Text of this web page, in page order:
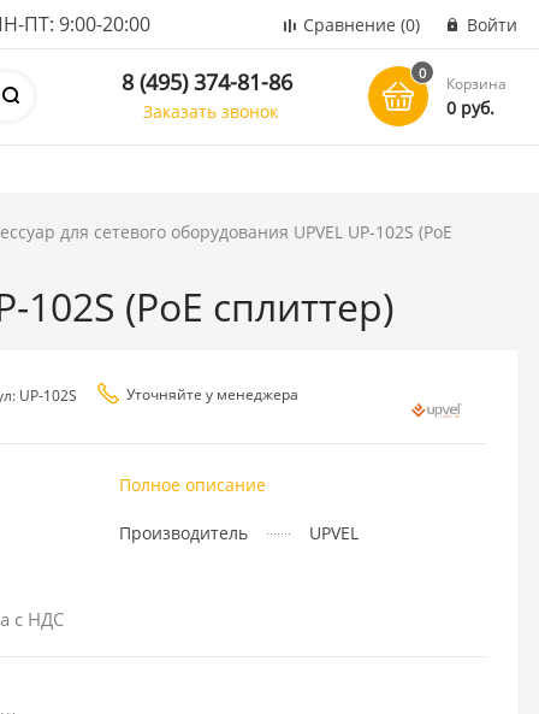
9:00-20:00 Сравнение (0) Войти
8 (495) 374-81-86
Заказать звонок
0
Корзина
0 руб.
для сетевого оборудования UPVEL UP-102S (PoE
102S (PoE cплиттер)
UP-102S Уточняйте у менеджера
с НДС
Полное описание
Производитель UPVEL